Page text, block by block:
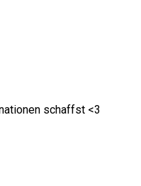
schaffst <3